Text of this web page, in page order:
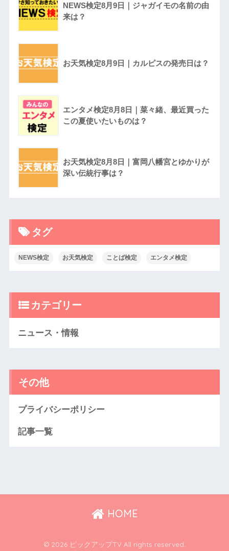
NEWS検定8月9日｜ジャガイモの名前の由
来は？
お天気検定8月9日｜カルピスの発売日は？
エンタメ検定8月8日｜菜々緒、最近買った
この夏使いたいものは？
お天気検定8月8日｜富岡八幡宮とゆかりが
深い伝統行事は？
タグ
NEWS検定 お天気検定 ことば検定 エンタメ検定
カテゴリー
ニュース・情報
その他
プライバシーポリシー
記事一覧
HOME
© 2026 ピックアップTV All rights reserved.